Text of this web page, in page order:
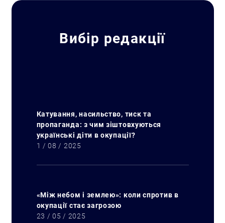
Вибір редакції
Катування, насильство, тиск та
пропаганда: з чим зіштовхуються
українські діти в окупації?
1 / 08 / 2025
«Між небом і землею»: коли спротив в
окупації стає загрозою
23 / 05 / 2025